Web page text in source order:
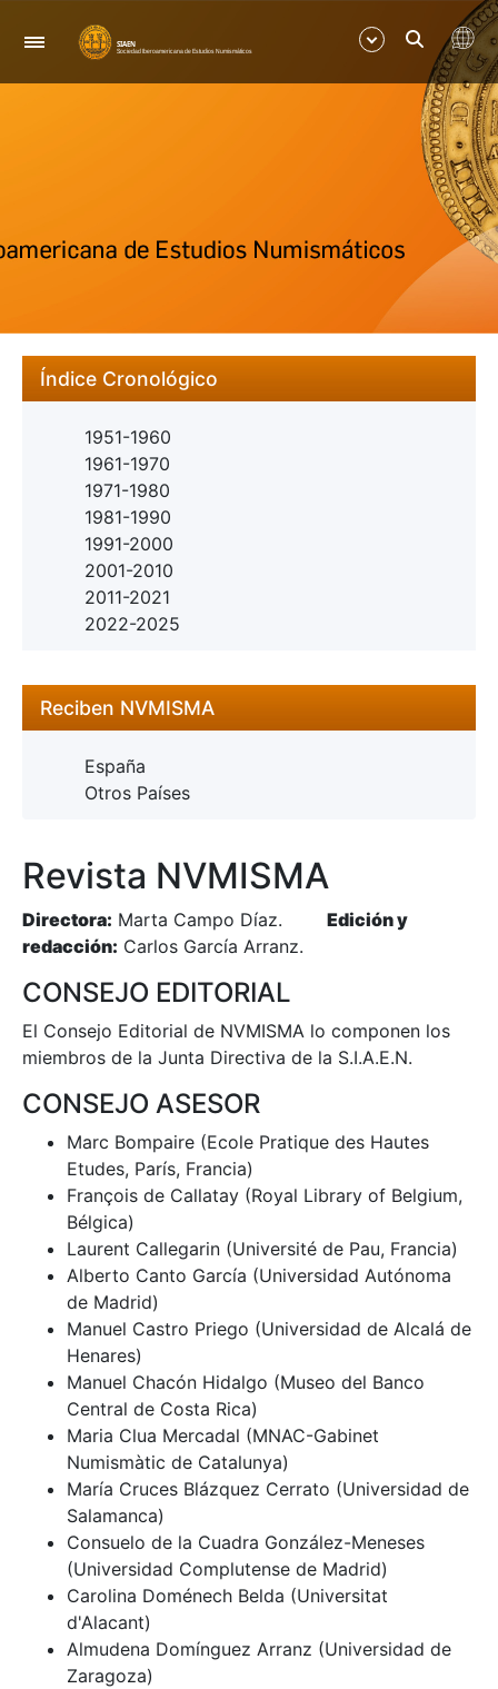
Navegación
Mostrar/Ocultar
Índice Cronológico
1951-1960
1961-1970
1971-1980
1981-1990
1991-2000
2001-2010
2011-2021
2022-2025
Reciben NVMISMA
España
Otros Países
Revista NVMISMA
Directora: Marta Campo Díaz. Edición y
redacción: Carlos García Arranz.
CONSEJO EDITORIAL
El Consejo Editorial de NVMISMA lo componen los
miembros de la Junta Directiva de la S.I.A.E.N.
CONSEJO ASESOR
Marc Bompaire (Ecole Pratique des Hautes
Etudes, París, Francia)
François de Callatay (Royal Library of Belgium,
Bélgica)
Laurent Callegarin (Université de Pau, Francia)
Alberto Canto García (Universidad Autónoma
de Madrid)
Manuel Castro Priego (Universidad de Alcalá de
Henares)
Manuel Chacón Hidalgo (Museo del Banco
Central de Costa Rica)
Maria Clua Mercadal (MNAC-Gabinet
Numismàtic de Catalunya)
María Cruces Blázquez Cerrato (Universidad de
Salamanca)
Consuelo de la Cuadra González-Meneses
(Universidad Complutense de Madrid)
Carolina Doménech Belda (Universitat
d'Alacant)
Almudena Domínguez Arranz (Universidad de
Zaragoza)